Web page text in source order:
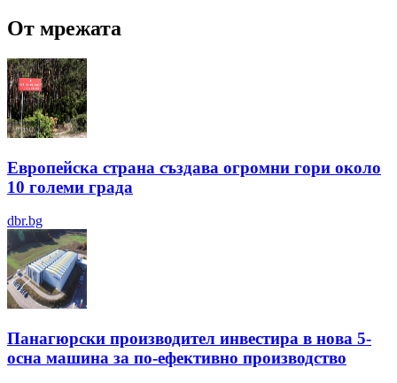
От мрежата
Европейска страна създава огромни гори около
10 големи града
dbr.bg
Панагюрски производител инвестира в нова 5-
осна машина за по-ефективно производство